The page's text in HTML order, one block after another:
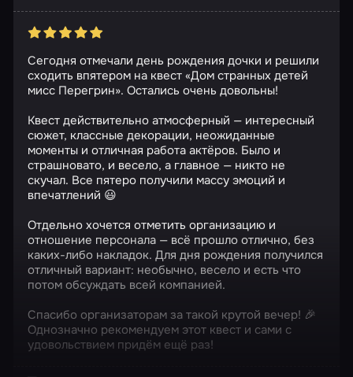
Сегодня отмечали день рождения дочки и решили
сходить впятером на квест «Дом странных детей
мисс Перегрин». Остались очень довольны!
Квест действительно атмосферный — интересный
сюжет, классные декорации, неожиданные
моменты и отличная работа актёров. Было и
страшновато, и весело, а главное — никто не
скучал. Все пятеро получили массу эмоций и
впечатлений 😃
Отдельно хочется отметить организацию и
отношение персонала — всё прошло отлично, без
каких-либо накладок. Для дня рождения получился
отличный вариант: необычно, весело и есть что
потом обсуждать всей компанией.
Спасибо организаторам за такой крутой вечер! 🎉
Однозначно рекомендуем этот квест и сами с
удовольствием придём ещё раз!